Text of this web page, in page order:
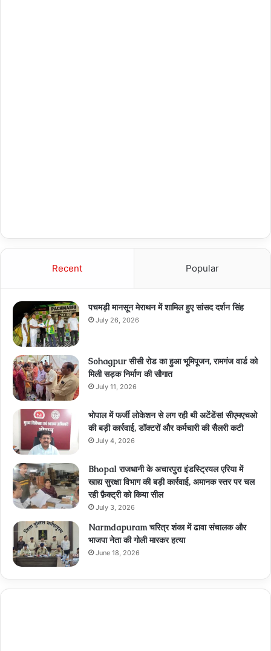
Recent Popular
पचमड़ी मानसून मेराथन में शामिल हुए सांसद दर्शन सिंह
July 26, 2026
Sohagpur सीसी रोड का हुआ भूमिपूजन, रामगंज वार्ड को
मिली सड़क निर्माण की सौगात
July 11, 2026
भोपाल में फर्जी लोकेशन से लग रही थी अटेंडेंस! सीएमएचओ
की बड़ी कार्रवाई, डॉक्टरों और कर्मचारी की सैलरी कटी
July 4, 2026
Bhopal राजधानी के अचारपुरा इंडस्ट्रियल एरिया में
खाद्य सुरक्षा विभाग की बड़ी कार्रवाई, अमानक स्तर पर चल
रही फ़ैक्ट्री को किया सील
July 3, 2026
Narmdapuram चरित्र शंका में ढावा संचालक और
भाजपा नेता की गोली मारकर हत्या
June 18, 2026